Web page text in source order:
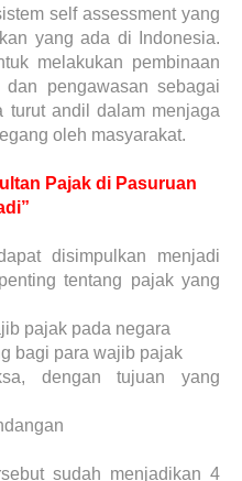
self assessment yang
yang ada di Indonesia.
melakukan pembinaan
dan pengawasan sebagai
turut andil dalam menjaga
oleh masyarakat.
Pajak di Pasuruan
disimpulkan menjadi
tentang pajak yang
pajak pada negara
bagi para wajib pajak
dengan tujuan yang
sudah menjadikan 4